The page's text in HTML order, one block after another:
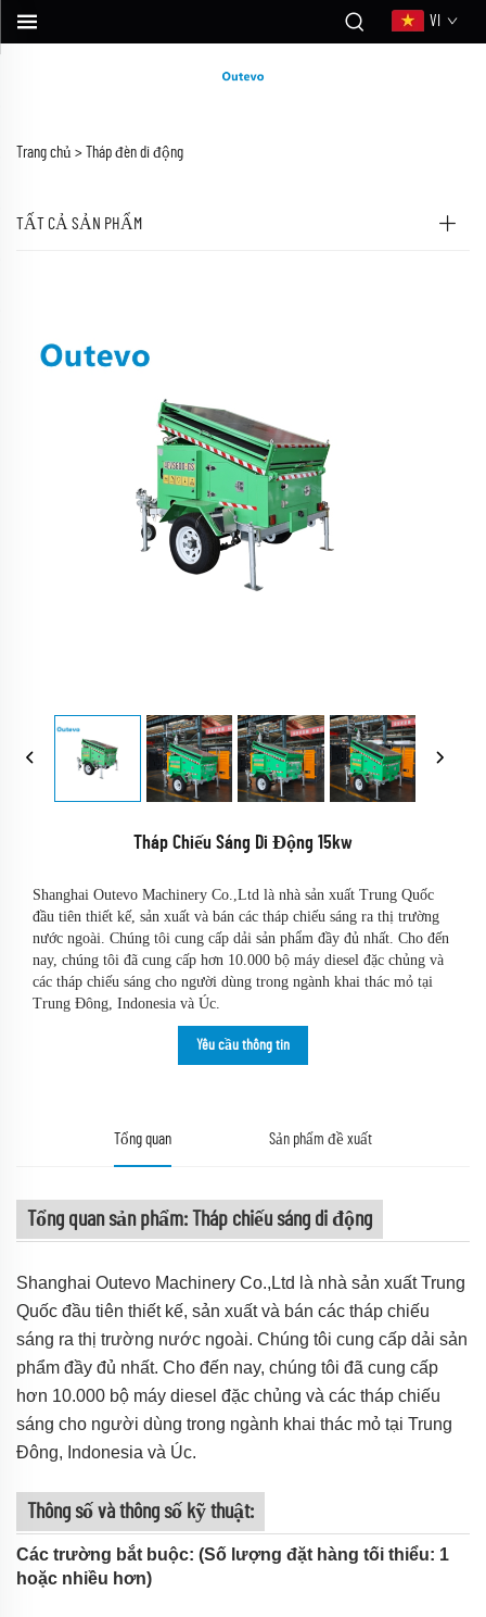
VI
Trang chủ > Tháp đèn di động
TẤT CẢ SẢN PHẨM
Tháp Chiếu Sáng Di Động 15kw
Shanghai Outevo Machinery Co.,Ltd là nhà sản xuất Trung Quốc
đầu tiên thiết kế, sản xuất và bán các tháp chiếu sáng ra thị trường
nước ngoài. Chúng tôi cung cấp dải sản phẩm đầy đủ nhất. Cho đến
nay, chúng tôi đã cung cấp hơn 10.000 bộ máy diesel đặc chủng và
các tháp chiếu sáng cho người dùng trong ngành khai thác mỏ tại
Trung Đông, Indonesia và Úc.
Yêu cầu thông tin
Tổng quan Sản phẩm đề xuất
Tổng quan sản phẩm: Tháp chiếu sáng di động
Shanghai Outevo Machinery Co.,Ltd là nhà sản xuất Trung
Quốc đầu tiên thiết kế, sản xuất và bán các tháp chiếu
sáng ra thị trường nước ngoài. Chúng tôi cung cấp dải sản
phẩm đầy đủ nhất. Cho đến nay, chúng tôi đã cung cấp
hơn 10.000 bộ máy diesel đặc chủng và các tháp chiếu
sáng cho người dùng trong ngành khai thác mỏ tại Trung
Đông, Indonesia và Úc.
Thông số và thông số kỹ thuật:
Các trường bắt buộc: (Số lượng đặt hàng tối thiểu: 1
hoặc nhiều hơn)